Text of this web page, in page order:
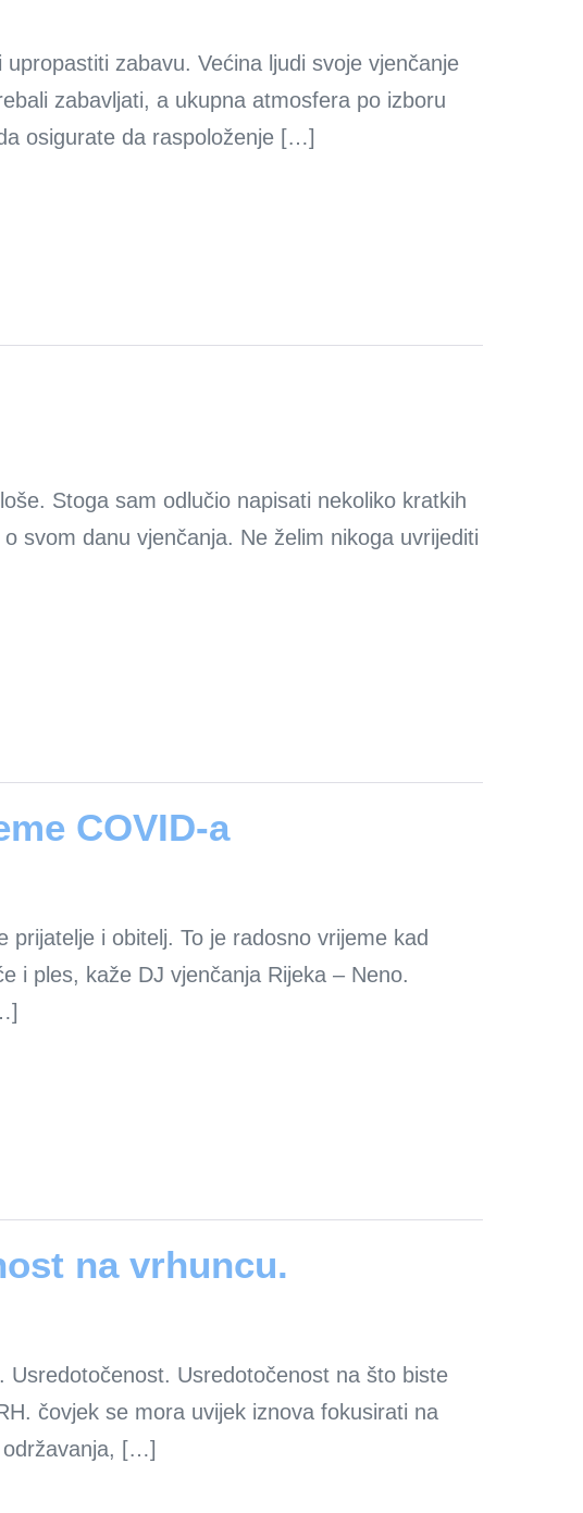
zabavu. Većina ljudi svoje vjenčanje
zabavljati, a ukupna atmosfera po izboru
osigurate da raspoloženje […]
Stoga sam odlučio napisati nekoliko kratkih
svom danu vjenčanja. Ne želim nikoga uvrijediti
COVID-a
i obitelj. To je radosno vrijeme kad
i ples, kaže DJ vjenčanja Rijeka – Neno.
na vrhuncu.
Usredotočenost na što biste
čovjek se mora uvijek iznova fokusirati na
održavanja, […]